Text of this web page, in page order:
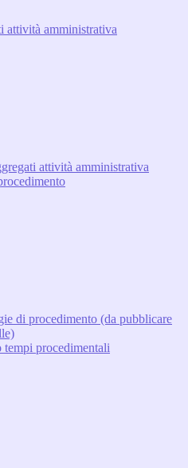
attività amministrativa
attività amministrativa
di procedimento (da pubblicare
procedimentali